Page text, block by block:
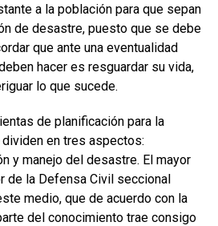
a la población para que sepan
de desastre, puesto que se debe
que ante una eventualidad
hacer es resguardar su vida,
lo que sucede.
de planificación para la
en tres aspectos:
y manejo del desastre. El mayor
de la Defensa Civil seccional
medio, que de acuerdo con la
del conocimiento trae consigo